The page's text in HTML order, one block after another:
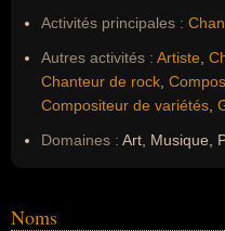
Activités principales :
Autres activités : Artiste
Chanteur de rock
Compositeur de variétés
Domaines : Art, Musique,
Noms